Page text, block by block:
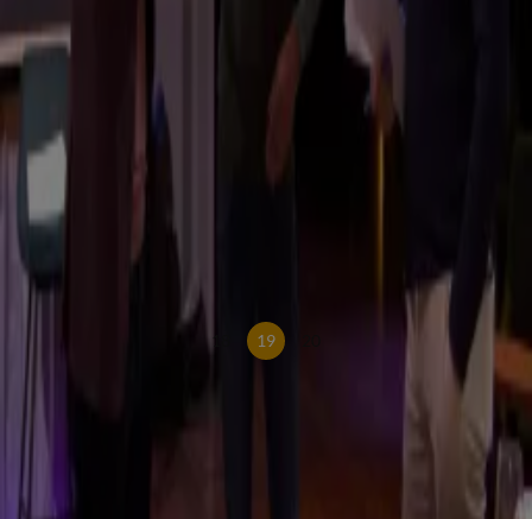
20 dec 2024, 08:31
In de Wandelgangen met Malou Petter: 'Moeten we stoppen nu? Ze is weg!'
door, hè!'
18 dec 2024, 08:39
17 dec 2024, 08:34
Co Stompé en Ben van der Burg begrijpen niets van kritiek Harm Edens op Vandaag
Inside: 'Waarom?!'
19
In de Wandelgangen is een online rubriek van Vandaag Inside,
waarin Wilfred Genee samen met tafel- of bargasten
momenten én onderwerpen die de uitzending niet hebben